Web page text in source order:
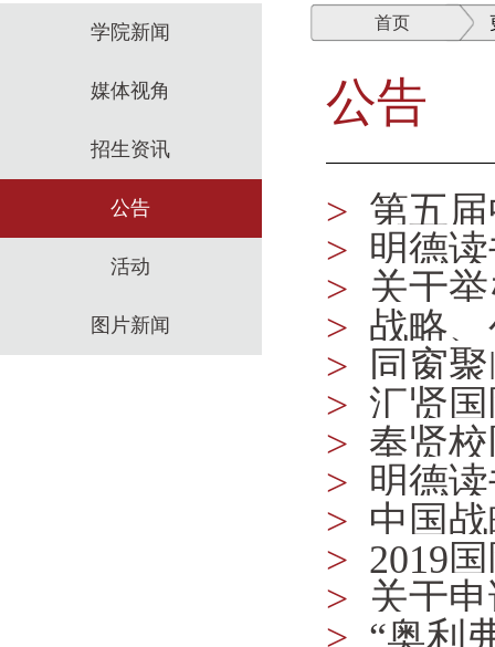
学院新闻
媒体视角
招生资讯
公告
活动
图片新闻
首页
公告
> 第五
> 明德
> 关于
管数据
> 战略
>
同窗
> 汇贤
> 奉贤
> 明德
> 中国
> 2019
> 关于
> “奥利